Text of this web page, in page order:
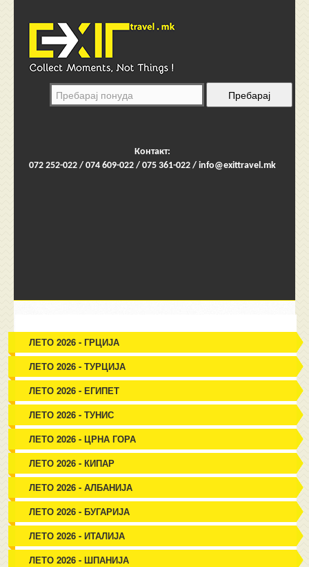
Контакт:
072 252-022 / 074 609-022 / 075 361-022 / info@exittravel.mk
ЛЕТО 2026 - ГРЦИЈА
ЛЕТО 2026 - ТУРЦИЈА
ЛЕТО 2026 - ЕГИПЕТ
ЛЕТО 2026 - ТУНИС
ЛЕТО 2026 - ЦРНА ГОРА
ЛЕТО 2026 - КИПАР
ЛЕТО 2026 - АЛБАНИЈА
ЛЕТО 2026 - БУГАРИЈА
ЛЕТО 2026 - ИТАЛИЈА
ЛЕТО 2026 - ШПАНИЈА